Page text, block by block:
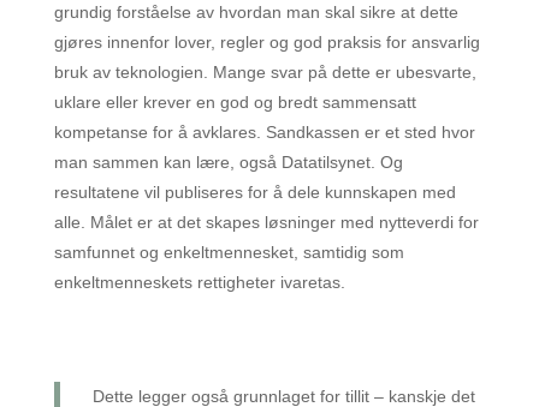
grundig forståelse av hvordan man skal sikre at dette
gjøres innenfor lover, regler og god praksis for ansvarlig
bruk av teknologien. Mange svar på dette er ubesvarte,
uklare eller krever en god og bredt sammensatt
kompetanse for å avklares. Sandkassen er et sted hvor
man sammen kan lære, også Datatilsynet. Og
resultatene vil publiseres for å dele kunnskapen med
alle. Målet er at det skapes løsninger med nytteverdi for
samfunnet og enkeltmennesket, samtidig som
enkeltmenneskets rettigheter ivaretas.
Dette legger også grunnlaget for tillit – kanskje det